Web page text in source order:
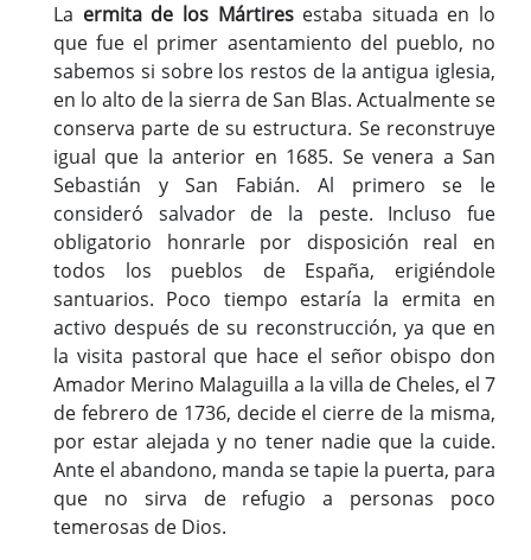
La ermita de los Mártiresestaba situada en lo
que fue el primer asentamiento del pueblo, no
sabemos si sobre los restos de la antigua iglesia,
en lo alto de la sierra de San Blas. Actualmente se
conserva parte de su estructura. Se reconstruye
igual que la anterior en 1685. Se venera a San
Sebastián y San Fabián. Al primero se le
consideró salvador de la peste. Incluso fue
obligatorio honrarle por disposición real en
todos los pueblos de España, erigiéndole
santuarios. Poco tiempo estaría la ermita en
activo después de su reconstrucción, ya que en
la visita pastoral que hace el señor obispo don
Amador Merino Malaguilla a la villa de Cheles, el 7
de febrero de 1736, decide el cierre de la misma,
por estar alejada y no tener nadie que la cuide.
Ante el abandono, manda se tapie la puerta, para
que no sirva de refugio a personas poco
temerosas de Dios.